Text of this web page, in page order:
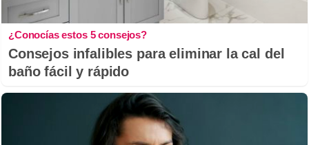
¿Conocías estos 5 consejos?
Consejos infalibles para eliminar la cal del
baño fácil y rápido